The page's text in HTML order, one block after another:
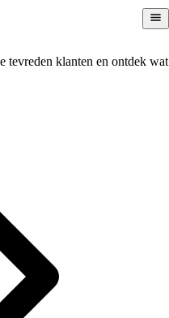
tevreden klanten en ontdek wat